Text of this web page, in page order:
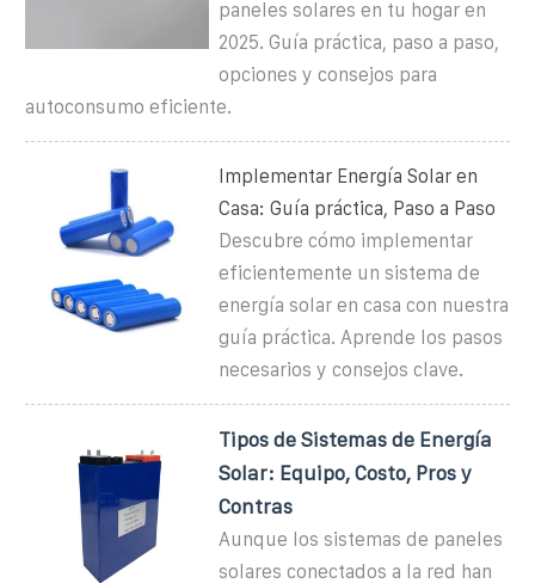
paneles solares en tu hogar en
2025. Guía práctica, paso a paso,
opciones y consejos para
autoconsumo eficiente.
Implementar Energía Solar en
Casa: Guía práctica, Paso a Paso
Descubre cómo implementar
eficientemente un sistema de
energía solar en casa con nuestra
guía práctica. Aprende los pasos
necesarios y consejos clave.
Tipos de Sistemas de Energía
Solar: Equipo, Costo, Pros y
Contras
Aunque los sistemas de paneles
solares conectados a la red han